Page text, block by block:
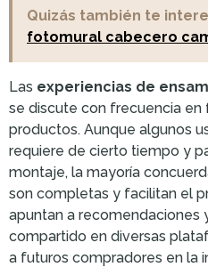
Quizás también te
fotomural cabecero
Las experiencias de
se discute con frecuencia en
productos. Aunque algunos
requiere de cierto tiempo y
montaje, la mayoría
son completas y facilitan el
apuntan a recomendaciones
compartido en diversas
a futuros compradores en la